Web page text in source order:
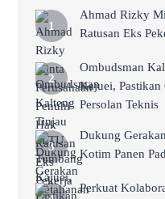
Ahmad Rizky
Ratusan Eks
Ombudsman
Kajuei,
Persolan Teknis
Dukung
Kotim Panen
Perkuat